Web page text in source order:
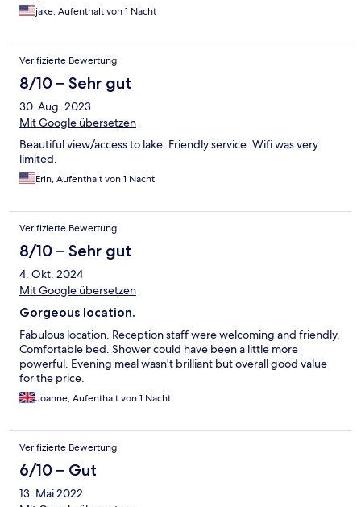
jake, Aufenthalt von 1 Nacht
Verifizierte Bewertung
8/10 – Sehr gut
30. Aug. 2023
Mit Google übersetzen
Beautiful view/access to lake. Friendly service. Wifi was very
limited.
Erin, Aufenthalt von 1 Nacht
Verifizierte Bewertung
8/10 – Sehr gut
4. Okt. 2024
Mit Google übersetzen
Gorgeous location.
Fabulous location. Reception staff were welcoming and friendly.
Comfortable bed. Shower could have been a little more
powerful. Evening meal wasn't brilliant but overall good value
for the price.
Joanne, Aufenthalt von 1 Nacht
Verifizierte Bewertung
6/10 – Gut
13. Mai 2022